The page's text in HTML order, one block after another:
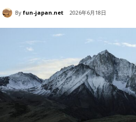
By fun-japan.net 2026年6月18日